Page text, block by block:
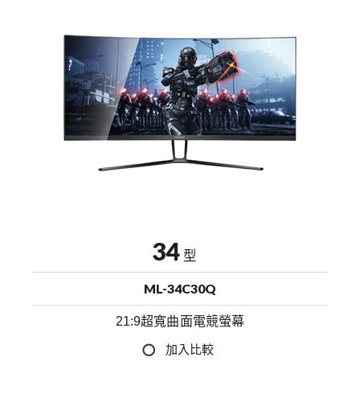
34 型
ML-34C30Q
21:9超寬曲面電競螢幕